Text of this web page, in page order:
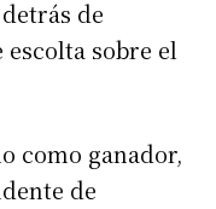
de
sobre el
como ganador,
de